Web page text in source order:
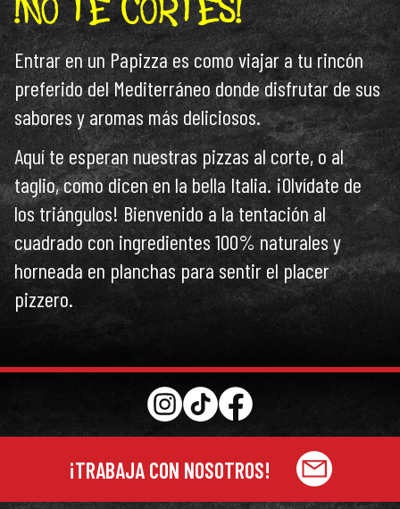
Entrar en un Papizza es como viajar a tu rincón
preferido del Mediterráneo donde disfrutar de sus
sabores y aromas más deliciosos.
Aquí te esperan nuestras pizzas al corte, o al
taglio, como dicen en la bella Italia. ¡Olvídate de
los triángulos! Bienvenido a la tentación al
cuadrado con ingredientes 100% naturales y
horneada en planchas para sentir el placer
pizzero.
¡TRABAJA CON NOSOTROS!